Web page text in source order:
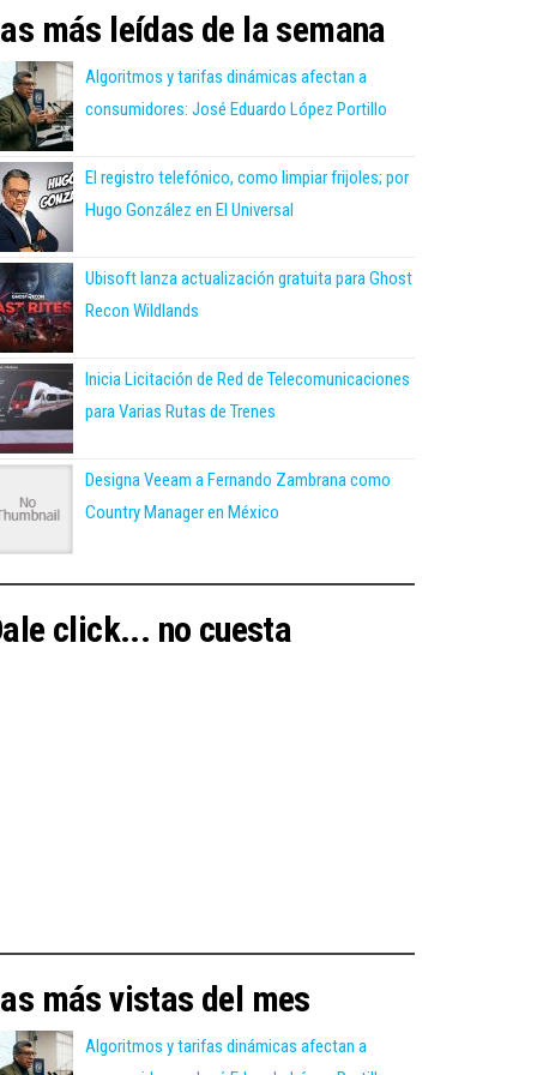
más leídas de la semana
Algoritmos y tarifas dinámicas afectan a
consumidores: José Eduardo López Portillo
El registro telefónico, como limpiar frijoles; por
Hugo González en El Universal
Ubisoft lanza actualización gratuita para Ghost
Recon Wildlands
Inicia Licitación de Red de Telecomunicaciones
para Varias Rutas de Trenes
Designa Veeam a Fernando Zambrana como
Country Manager en México
click... no cuesta
más vistas del mes
Algoritmos y tarifas dinámicas afectan a